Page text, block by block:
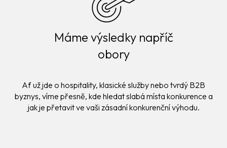
Máme výsledky napříč
obory
Ať už jde o hospitality, klasické služby nebo tvrdý B2B
byznys, víme přesně, kde hledat slabá místa konkurence a
jak je přetavit ve vaši zásadní konkurenční výhodu.